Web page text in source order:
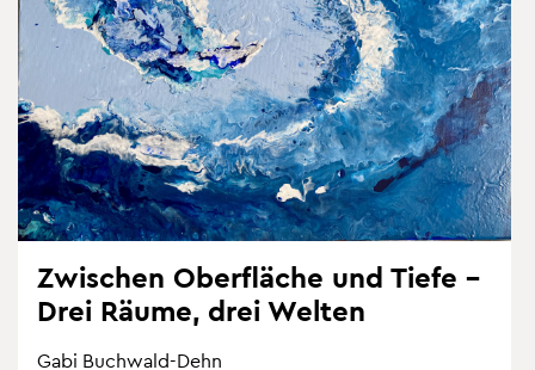
Zwi­schen Ober­flä­che und Tiefe –
Drei Räume, drei Wel­ten
Gabi Buch­wald-Dehn